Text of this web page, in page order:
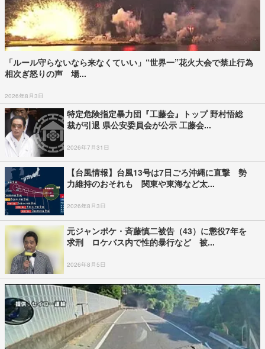
「ルール守らないなら来なくていい」“世界一”花火大会で禁止行為
相次ぎ怒りの声 場...
2026年8月3日
特定危険指定暴力団『工藤会』トップ 野村悟総
裁が引退 県公安委員会が公示 工藤会...
2026年7月31日
【台風情報】台風13号は7日ごろ沖縄に直撃 勢
力維持のおそれも 関東や東海など太...
2026年8月3日
元ジャンポケ・斉藤慎二被告（43）に懲役7年を
求刑 ロケバス内で性的暴行など 被...
2026年8月5日